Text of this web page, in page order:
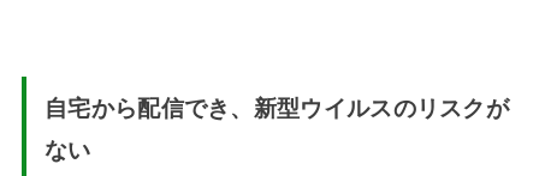
自宅から配信でき、新型ウイルスのリスクが
ない